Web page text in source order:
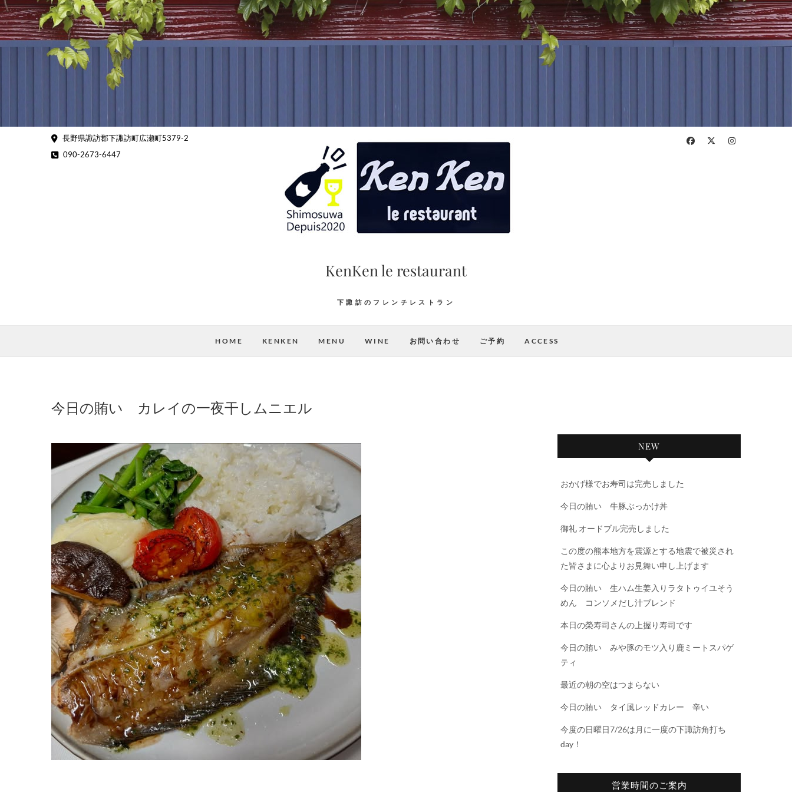
Skip
to
content
長野県諏訪郡下諏訪町広瀬町5379-2
090-2673-6447
KenKen le restaurant
下諏訪のフレンチレストラン
HOME KENKEN MENU WINE お問い合わせ ご予約 ACCESS
今日の賄い カレイの一夜干しムニエル
NEW
おかげ様でお寿司は完売しました
今日の賄い 牛豚ぶっかけ丼
御礼 オードブル完売しました
この度の熊本地方を震源とする地震で被災され
た皆さまに心よりお見舞い申し上げます
今日の賄い 生ハム生姜入りラタトゥイユそう
めん コンソメだし汁ブレンド
本日の榮寿司さんの上握り寿司です
今日の賄い みや豚のモツ入り鹿ミートスパゲ
ティ
最近の朝の空はつまらない
今日の賄い タイ風レッドカレー 辛い
今度の日曜日7/26は月に一度の下諏訪角打ち
day！
営業時間のご案内